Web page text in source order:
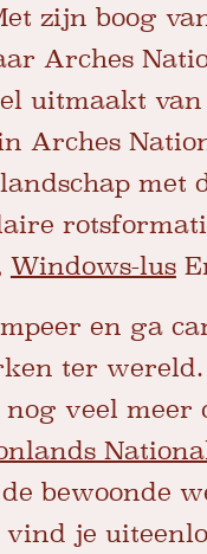
zijn boog
Arches
uitmaakt
Arches
met
Windows-lus
en ga
ter
veel meer
bewoonde
je